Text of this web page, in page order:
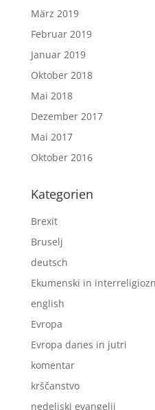
März 2019
Februar 2019
Januar 2019
Oktober 2018
Mai 2018
Dezember 2017
Mai 2017
Oktober 2016
Kategorien
Brexit
Bruselj
deutsch
Ekumenski in
english
Evropa
Evropa danes in jutri
komentar
krščanstvo
nedeljski evangelij